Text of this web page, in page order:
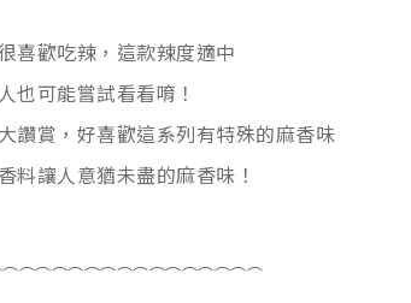
喜歡吃辣，這款辣度適中
也可能嘗試看看唷！
讚賞，好喜歡這系列有特殊的麻香味
料讓人意猶未盡的麻香味！